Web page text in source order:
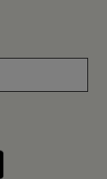
meg: Google